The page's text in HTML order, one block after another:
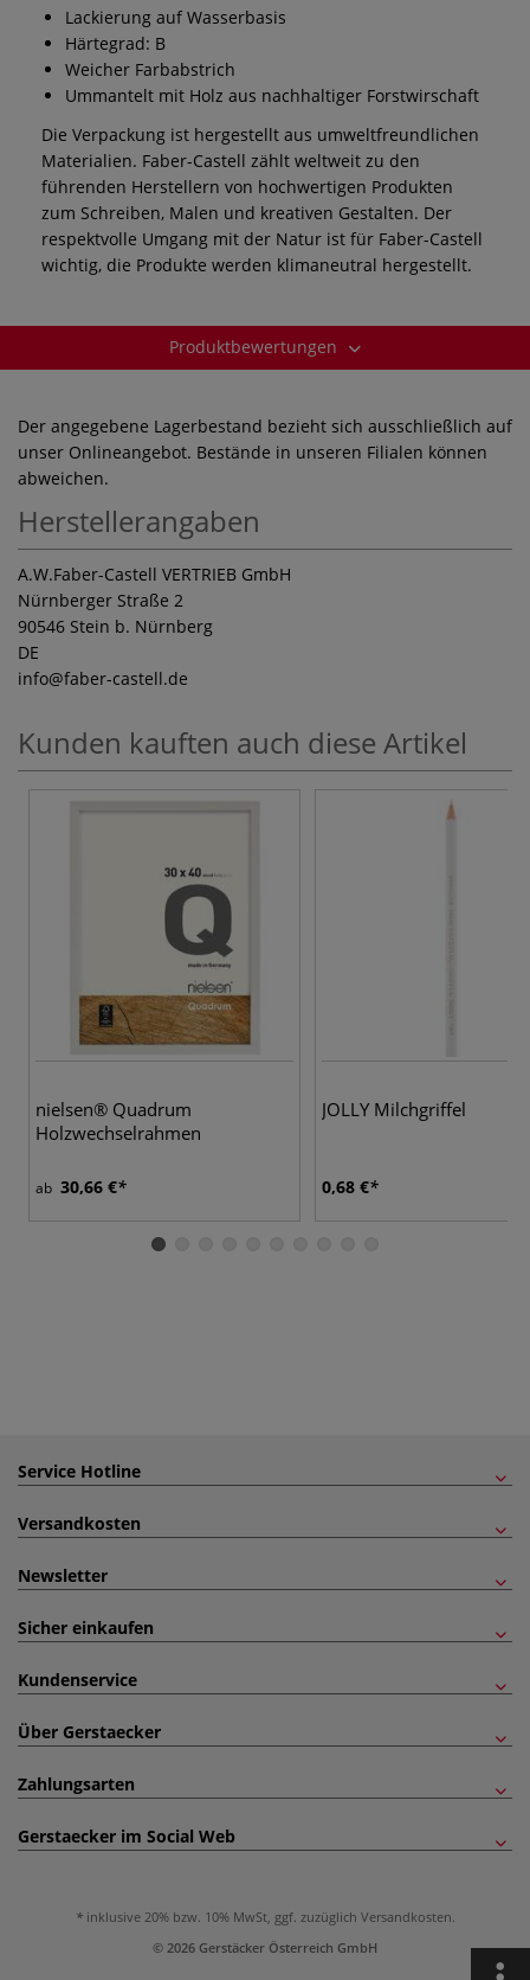
Lackierung auf Wasserbasis
Härtegrad: B
Weicher Farbabstrich
Ummantelt mit Holz aus nachhaltiger Forstwirschaft
Die Verpackung ist hergestellt aus umweltfreundlichen
Materialien. Faber-Castell zählt weltweit zu den
führenden Herstellern von hochwertigen Produkten
zum Schreiben, Malen und kreativen Gestalten. Der
respektvolle Umgang mit der Natur ist für Faber-Castell
wichtig, die Produkte werden klimaneutral hergestellt.
Produktbewertungen
Der angegebene Lagerbestand bezieht sich ausschließlich auf
unser Onlineangebot. Bestände in unseren Filialen können
abweichen.
Herstellerangaben
A.W.Faber-Castell VERTRIEB GmbH
Nürnberger Straße 2
90546 Stein b. Nürnberg
DE
info@faber-castell.de
Kunden kauften auch diese Artikel
nielsen® Quadrum
Holzwechselrahmen
ab 30,66 €
JOLLY Milchgriffel
0,68 €
Service Hotline
Versandkosten
Newsletter
Sicher einkaufen
Kundenservice
Über Gerstaecker
Zahlungsarten
Gerstaecker im Social Web
inklusive 20% bzw. 10% MwSt, ggf. zuzüglich Versandkosten.
© 2026 Gerstäcker Österreich GmbH